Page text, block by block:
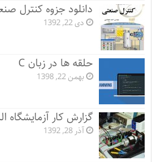
دانلود جزوه کنترل
دی 22, 1392
حلقه ها در زبان C
بهمن 22, 1398
گزارش کار آزمایشگاه
آذر 28, 1392